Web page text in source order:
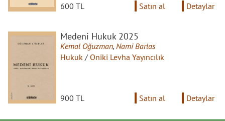
600 TL Satın al Detaylar
Medeni Hukuk 2025
Kemal Oğuzman, Nami Barlas
Hukuk / Oniki Levha Yayıncılık
900 TL Satın al Detaylar